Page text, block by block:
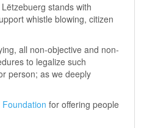
stands with
whistle blowing, citizen
all non-objective and non-
to legalize such
person; as we deeply
for offering people